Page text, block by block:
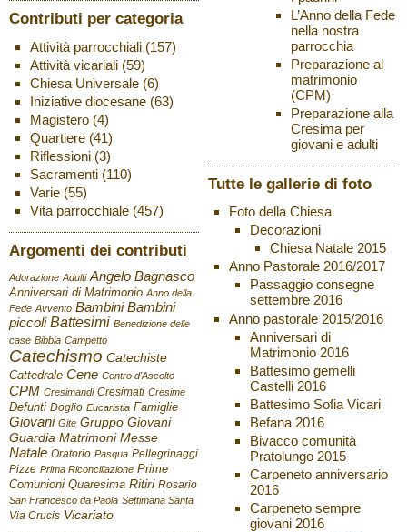
Contributi per categoria
Attività parrocchiali(157)
Attività vicariali(59)
Chiesa Universale(6)
Iniziative diocesane(63)
Magistero(4)
Quartiere(41)
Riflessioni(3)
Sacramenti(110)
Varie(55)
Vita parrocchiale(457)
Argomenti dei contributi
Adorazione Adulti Angelo Bagnasco
Anniversari di Matrimonio Anno della
Fede Avvento Bambini Bambini
piccoli Battesimi Benedizione delle
case Bibbia Campetto
Catechismo Catechiste
Cattedrale Cene Centro d'Ascolto
CPM Cresimandi Cresimati Cresime
Defunti Doglio Eucaristia Famiglie
Giovani Gite Gruppo Giovani
Guardia Matrimoni Messe
Natale Oratorio Pasqua Pellegrinaggi
Pizze Prima Riconciliazione Prime
Comunioni Quaresima Ritiri Rosario
San Francesco da Paola Settimana Santa
Via Crucis Vicariato
L’Anno della Fede
nella nostra
parrocchia
Preparazione al
matrimonio
(CPM)
Preparazione alla
Cresima per
giovani e adulti
Tutte le gallerie di foto
Foto della Chiesa
Decorazioni
Chiesa Natale 2015
Anno Pastorale 2016/2017
Passaggio consegne
settembre 2016
Anno pastorale 2015/2016
Anniversari di
Matrimonio 2016
Battesimo gemelli
Castelli 2016
Battesimo Sofia Vicari
Befana 2016
Bivacco comunità
Pratolungo 2015
Carpeneto anniversario
2016
Carpeneto sempre
giovani 2016